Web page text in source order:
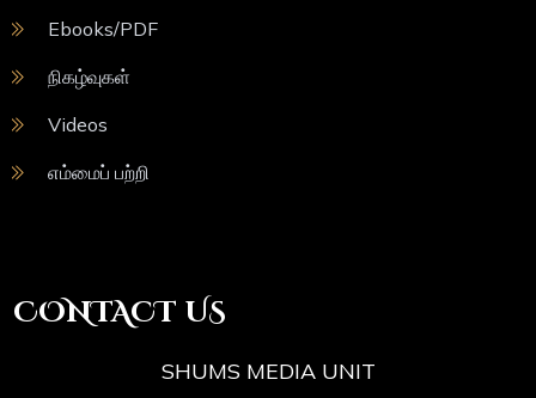
Ebooks/PDF
நிகழ்வுகள்
Videos
எம்மைப் பற்றி
CONTACT US
SHUMS MEDIA UNIT